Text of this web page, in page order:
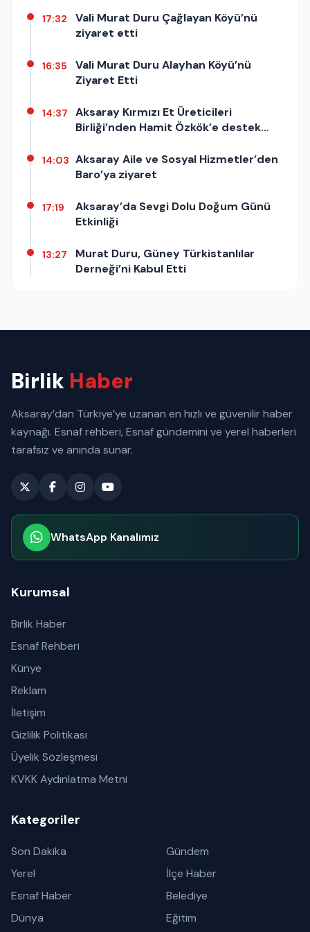
17:32
Vali Murat Duru Çağlayan Köyü’nü
ziyaret etti
16:35
Vali Murat Duru Alayhan Köyü’nü
Ziyaret Etti
14:37
Aksaray Kırmızı Et Üreticileri
Birliği’nden Hamit Özkök’e destek
14:03 Aksaray Aile ve Sosyal Hizmetler’den
Baro’ya ziyaret
17:19
Aksaray’da Sevgi Dolu Doğum Günü
Etkinliği
13:27
Murat Duru, Güney Türkistanlılar
Derneği’ni Kabul Etti
Birlik Haber
Aksaray’dan Türkiye’ye uzanan en hızlı ve güvenilir haber
kaynağı. Esnaf rehberi, Esnaf gündemini ve yerel haberleri
tarafsız ve anında sunar.
WhatsApp Kanalımız
Kurumsal
Birlik Haber
Esnaf Rehberi
Künye
Reklam
İletişim
Gizlilik Politikası
Üyelik Sözleşmesi
KVKK Aydınlatma Metni
Kategoriler
Son Dakika
Gündem
Yerel
İlçe Haber
Esnaf Haber
Belediye
Dünya
Eğitim